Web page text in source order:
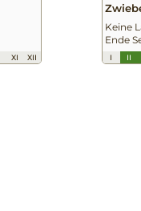
XI XII
Keine
Ende
I II